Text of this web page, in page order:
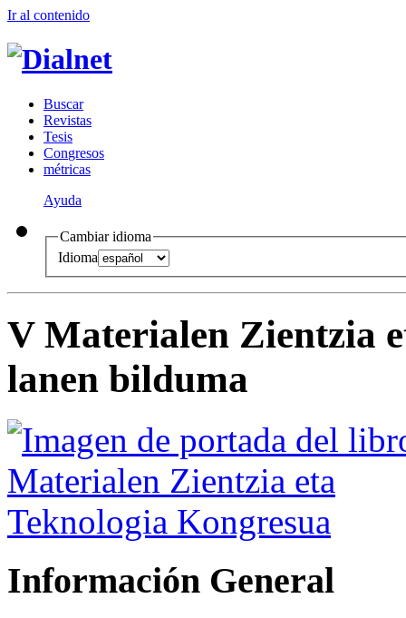
Ir al contenido
Buscar
Revistas
Tesis
Congresos
métricas
Ayuda
Cambiar idioma
Idioma
V Materialen Zientzia
lanen bilduma
Información General